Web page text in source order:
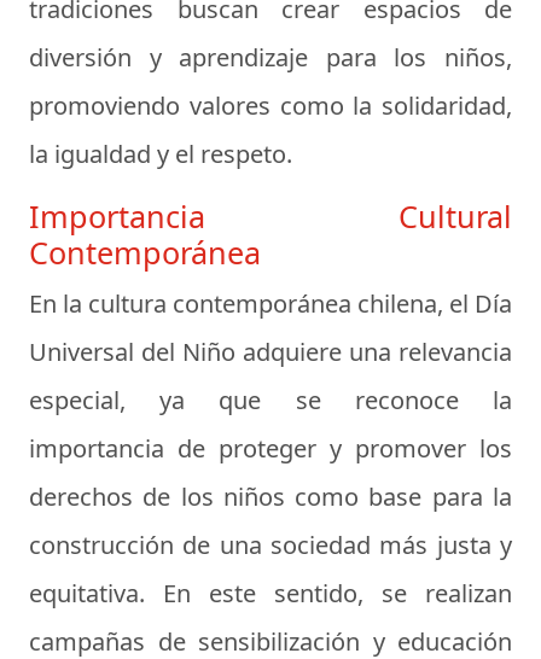
tradiciones buscan crear espacios de
diversión y aprendizaje para los niños,
promoviendo valores como la solidaridad,
la igualdad y el respeto.
Importancia Cultural
Contemporánea
En la cultura contemporánea chilena, el Día
Universal del Niño adquiere una relevancia
especial, ya que se reconoce la
importancia de proteger y promover los
derechos de los niños como base para la
construcción de una sociedad más justa y
equitativa. En este sentido, se realizan
campañas de sensibilización y educación